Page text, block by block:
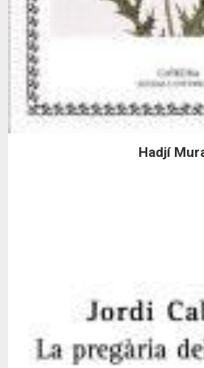
Hadjí